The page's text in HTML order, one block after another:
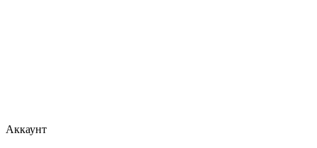
Аккаунт